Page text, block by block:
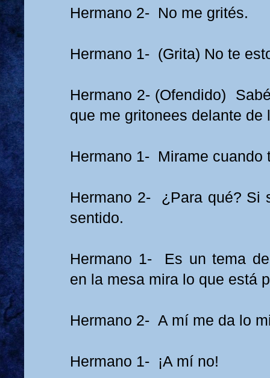
Hermano 2- No me grités.
Hermano 1- (Grita) No te
Hermano 2- (Ofendido)
que me gritonees delante de
Hermano 1- Mirame cuando
Hermano 2- ¿Para qué? Si
sentido.
Hermano 1- Es un tema
en la mesa mira lo que está
Hermano 2- A mí me da lo
Hermano 1- ¡A mí no!